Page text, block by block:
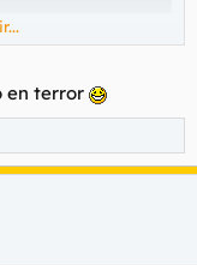
en terror